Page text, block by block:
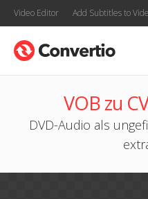
Video Editor Add Subtitles to
VOB zu
DVD-Audio als